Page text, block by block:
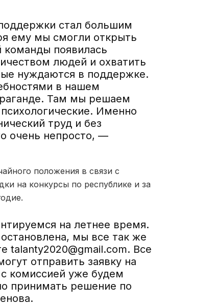
стал большим
ему мы смогли открыть
появилась
людей и охватить
нуждаются в поддержке.
в нашем
Там мы решаем
психологические. Именно
труд и без
очень непросто, —
положения в связи с
на конкурсы по республике и за
на летнее время.
мы все так же
talanty2020@gmail.com. Все
отправить заявку на
комиссией уже будем
принимать решение по